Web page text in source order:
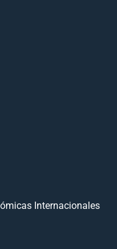
Internacionales